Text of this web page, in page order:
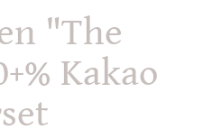
"The
Kakao